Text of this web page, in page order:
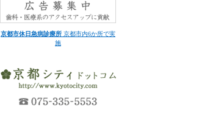
京都市休日急病診療所 京都市内6か所で実
施